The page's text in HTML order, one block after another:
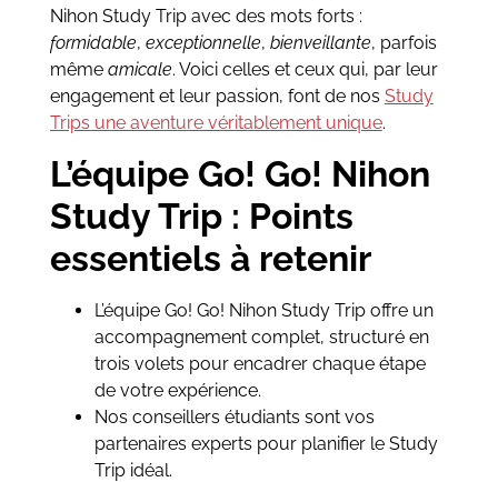
Nihon Study Trip avec des mots forts :
formidable, exceptionnelle, bienveillante, parfois
même amicale. Voici celles et ceux qui, par leur
engagement et leur passion, font de nos Study
Trips une aventure véritablement unique.
L’équipe Go! Go! Nihon
Study Trip : Points
essentiels à retenir
L’équipe Go! Go! Nihon Study Trip offre un
accompagnement complet, structuré en
trois volets pour encadrer chaque étape
de votre expérience.
Nos conseillers étudiants sont vos
partenaires experts pour planifier le Study
Trip idéal.